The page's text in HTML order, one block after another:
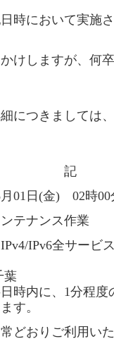
時において実施
けしますが、何
につきましては
日(金) 02時00
ナンス作業
IPv6全サービ
内に、1分程度
す。
おりご利用いた